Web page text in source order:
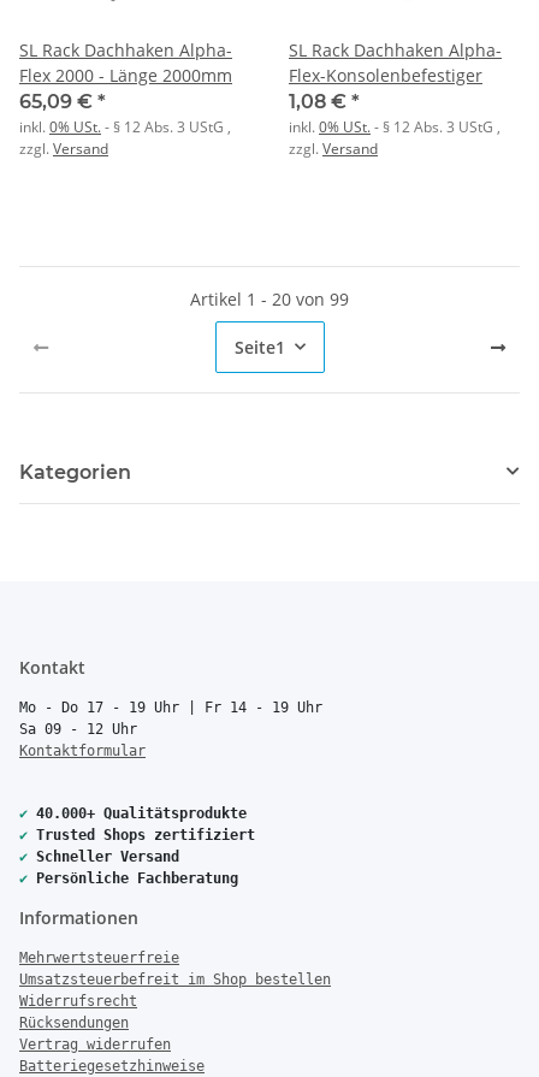
SL Rack Dachhaken Alpha-
Flex 2000 - Länge 2000mm
65,09 € *
inkl.0% USt.- § 12 Abs. 3 UStG ,
zzgl.Versand
SL Rack Dachhaken Alpha-
Flex-Konsolenbefestiger
1,08 € *
inkl.0% USt.- § 12 Abs. 3 UStG ,
zzgl.Versand
Artikel 1 - 20 von 99
Seite1
Kategorien
Kontakt
Mo - Do 17 - 19 Uhr | Fr 14 - 19 Uhr
Sa 09 - 12 Uhr
Kontaktformular
✔ 40.000+ Qualitätsprodukte
✔ Trusted Shops zertifiziert
✔ Schneller Versand
✔ Persönliche Fachberatung
Informationen
Mehrwertsteuerfreie
Umsatzsteuerbefreit im Shop bestellen
Widerrufsrecht
Rücksendungen
Vertrag widerrufen
Batteriegesetzhinweise